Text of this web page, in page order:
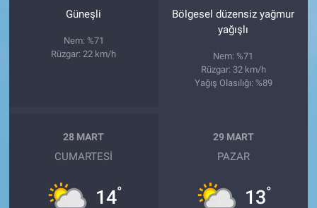
Güneşli
Nem: %71
Rüzgar: 22 km/h
Bölgesel düzensiz yağmur
yağışlı
Nem: %71
Rüzgar: 32 km/h
Yağış Olasılığı: %89
28 MART
CUMARTESI
14°
29 MART
PAZAR
13°